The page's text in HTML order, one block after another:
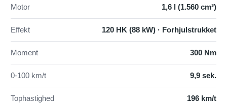
Motor 1,6 l (1.560 cm³)
Effekt 120 HK (88 kW) · Forhjulstrukket
Moment 300 Nm
0-100 km/t 9,9 sek.
Tophastighed 196 km/t